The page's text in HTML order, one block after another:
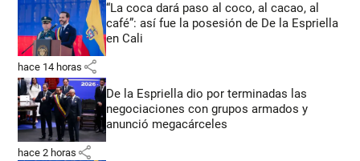
“La coca dará paso al coco, al cacao, al
café”: así fue la posesión de De la Espriella
en Cali
hace 14 horas share
De la Espriella dio por terminadas las
negociaciones con grupos armados y
anunció megacárceles
hace 2 horas share